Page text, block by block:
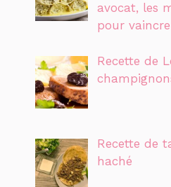
avocat, les
pour
Recette de
Recette de
haché